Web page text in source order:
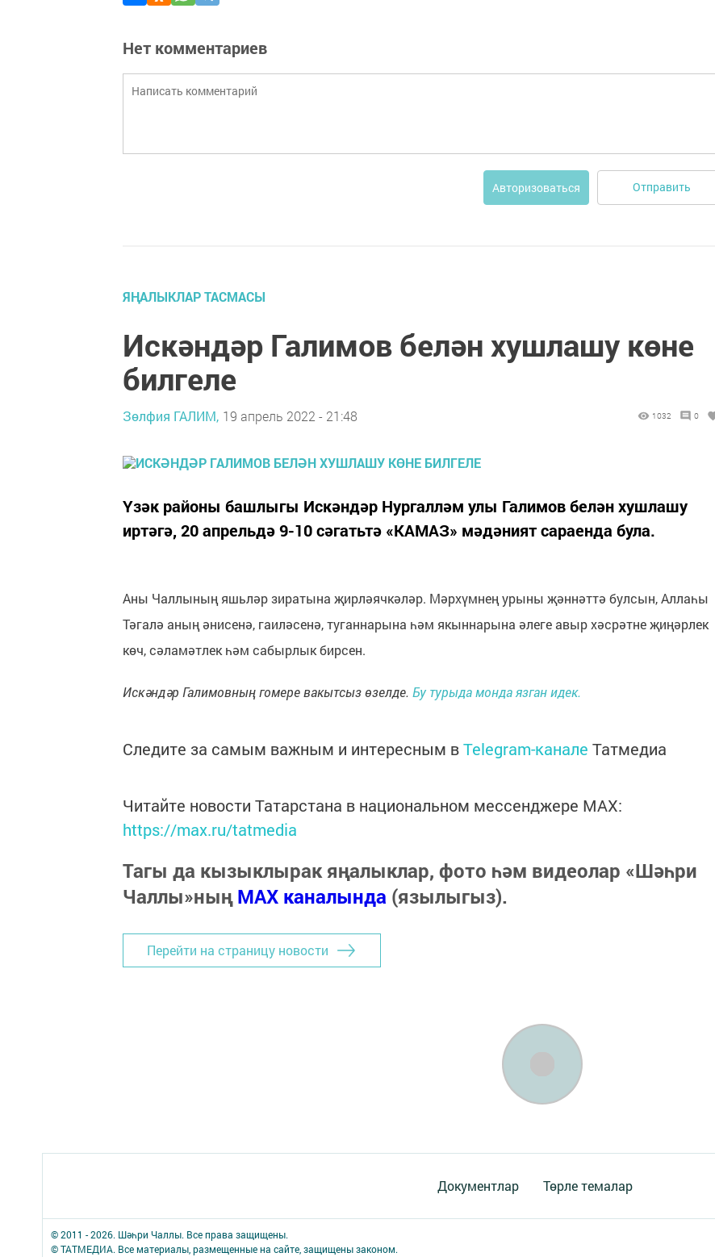
Нет комментариев
Авторизоваться Отправить
ЯҢАЛЫКЛАР ТАСМАСЫ
Искәндәр Галимов белән хушлашу көне
билгеле
Зөлфия ГАЛИМ, 19 апрель 2022 - 21:48 1032 0
Үзәк районы башлыгы Искәндәр Нургалләм улы Галимов белән хушлашу
иртәгә, 20 апрельдә 9-10 сәгатьтә «КАМАЗ» мәдәният сараенда була.
Аны Чаллының яшьләр зиратына җирләячкәләр. Мәрхүмнең урыны җәннәттә булсын, Аллаһы
Тәгалә аның әнисенә, гаиләсенә, туганнарына һәм якыннарына әлеге авыр хәсрәтне җиңәрлек
көч, сәламәтлек һәм сабырлык бирсен.
Искәндәр Галимовның гомере вакытсыз өзелде. Бу турыда монда язган идек.
Следите за самым важным и интересным вTelegram-канале Татмедиа
Читайте новости Татарстана в национальном мессенджере MАХ:
https://max.ru/tatmedia
Тагы да кызыклырак яңалыклар, фото һәм видеолар «Шәһри
Чаллы»ныңMAX каналында (язылыгыз).
Перейти на страницу новости
Документлар Төрле темалар
© 2011 - 2026. Шәһри Чаллы. Все права защищены.
© ТАТМЕДИА. Все материалы, размещенные на сайте, защищены законом.